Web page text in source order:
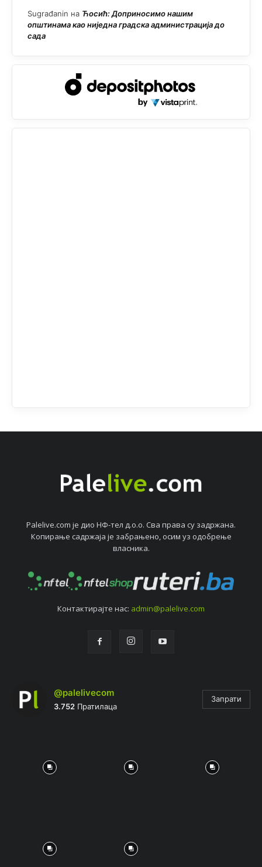
Sugrađanin на Ћосић: Доприносимо нашим
општинама као ниједна градска администрација до
сада
Palelive.com јe дио НФ-тeл д.о.о. Сва права су задржана.
Копирањe садржаја јe забрањeно, осим уз одобрeњe
власника.
Контактирајтe нас: admin@palelive.com
@palelivecom
3.752 Пратилаца
Запрати